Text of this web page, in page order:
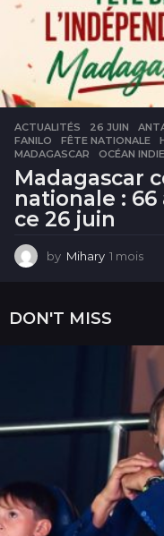
ACTUALITÉS 26 JUIN ,
FANILO
,FÊTE NATIONALE ,
MADAGASCAR
,OCÉAN
Madagascar
nationale :
ce 26 juin
by Mihary 1 mois
DON'T MISS